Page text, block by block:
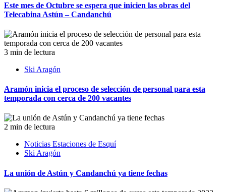
Este mes de Octubre se espera que inicien las obras del
Telecabina Astún – Candanchú
3 min de lectura
Ski Aragón
Aramón inicia el proceso de selección de personal para esta
temporada con cerca de 200 vacantes
2 min de lectura
Noticias Estaciones de Esquí
Ski Aragón
La unión de Astún y Candanchú ya tiene fechas